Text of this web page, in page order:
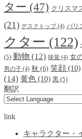
ター (47) クリスマ
(21) デスクトップ(4) バリ
クター (122)
(5) 動物 (12) 味覚 (4) 女
男の子 (4) 秋 (6) 笑顔 (10)
(14) 黄色 (10) 黒 (5)
翻訳
link
キャラクター・